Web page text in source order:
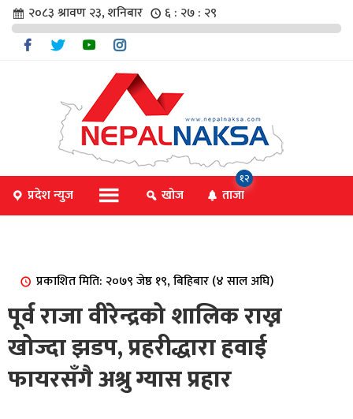
२०८३ श्रावण २३, शनिबार ६ : २७ : २९
प्रदेश न्युज खोज ताजा
१२
प्रकाशित मिति: २०७९ जेष्ठ १९, बिहिबार (४ साल अघि)
पूर्व राजा वीरेन्द्रको शालिक राख्न
खोज्दा झडप, प्रहरीद्धारा हवाई
फायरसँगै अश्रु ग्यास प्रहार